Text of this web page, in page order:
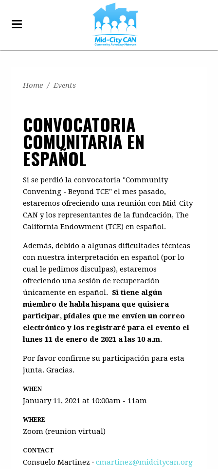
Home / Events
CONVOCATORIA
COMUNITARIA EN
ESPAÑOL
Si se perdió la convocatoria "Community
Convening - Beyond TCE" el mes pasado,
estaremos ofreciendo una reunión con Mid-City
CAN y los representantes de la fundcación, The
California Endowment (TCE) en español.
Además, debido a algunas dificultades técnicas
con nuestra interpretación en español (por lo
cual le pedimos disculpas), estaremos
ofreciendo una sesión de recuperación
únicamente en español.Si tiene algún
miembro de habla hispana que quisiera
participar, pídales que me envíen un correo
electrónico y los registraré para el evento el
lunes 11 de enero de 2021 a las 10 a.m.
Por favor confirme su participación para esta
junta. Gracias.
WHEN
January 11, 2021 at 10:00am - 11am
WHERE
Zoom (reunion virtual)
CONTACT
Consuelo Martinez ·cmartinez@midcitycan.org